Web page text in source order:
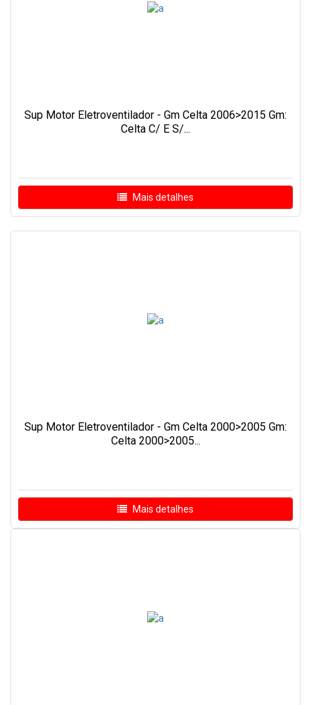
Sup Motor Eletroventilador - Gm Celta 2006>2015 Gm:
Celta C/ E S/...
Mais detalhes
Sup Motor Eletroventilador - Gm Celta 2000>2005 Gm:
Celta 2000>2005...
Mais detalhes